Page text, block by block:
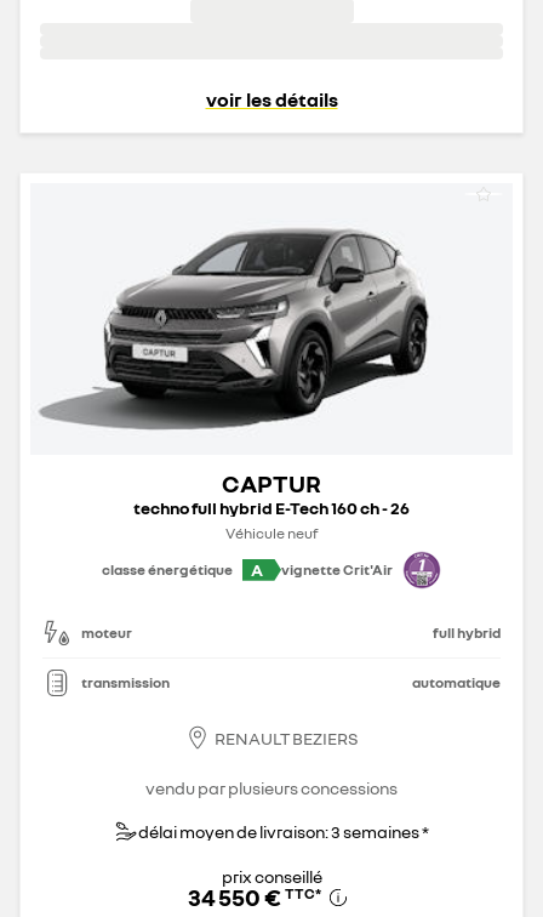
voir les détails
CAPTUR
techno full hybrid E-Tech 160 ch - 26
Véhicule neuf
classe énergétique
A vignette Crit'Air
moteur full hybrid
transmission automatique
RENAULT BEZIERS
vendu par plusieurs concessions
délai moyen de livraison: 3 semaines *
prix conseillé
34 550 € TTC*